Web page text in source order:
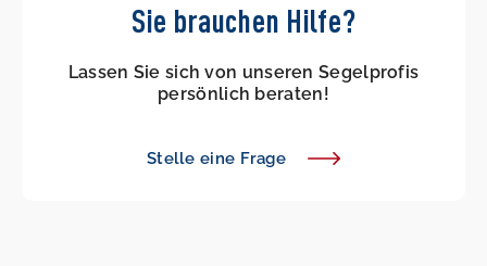
Sie brauchen Hilfe?
Lassen Sie sich von unseren Segelprofis
persönlich beraten!
Stelle eine Frage